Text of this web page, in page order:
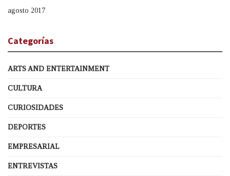
agosto 2017
Categorías
ARTS AND ENTERTAINMENT
CULTURA
CURIOSIDADES
DEPORTES
EMPRESARIAL
ENTREVISTAS